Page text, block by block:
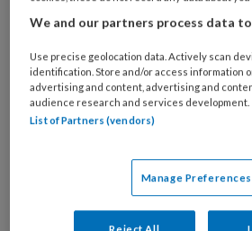
Wat
je
e-
mailadres?
* *
Kies
je
functie *
We and our partners process data
Use precise geolocation data. Actively scan
identification. Store and/or access information
advertising and content, advertising and
audience research and services development.
List of Partners (vendors)
Manage Preferences
Reject All